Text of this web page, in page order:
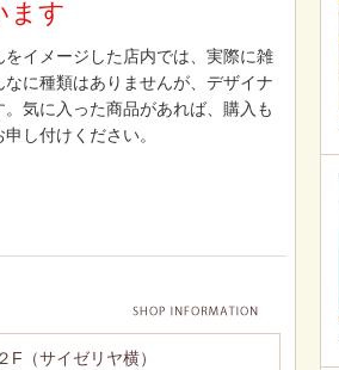
ます
イメージした店内では、実際に雑
に種類はありませんが、デザイナ
気に入った商品があれば、購入も
し付けください。
F（サイゼリヤ横）